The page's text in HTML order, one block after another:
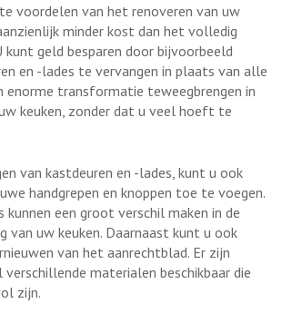
voordelen van het renoveren van uw
minder kost dan het volledig
kunt geld besparen door bijvoorbeeld
en -lades te vervangen in plaats van alle
enorme transformatie teweegbrengen in
keuken, zonder dat u veel hoeft te
van kastdeuren en -lades, kunt u ook
handgrepen en knoppen toe te voegen.
kunnen een groot verschil maken in de
van uw keuken. Daarnaast kunt u ook
van het aanrechtblad. Er zijn
materialen beschikbaar die
zijn.